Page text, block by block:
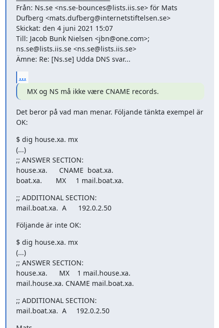
Från: Ns.se <ns.se-bounces@lists.iis.se> för Mats
Dufberg <mats.dufberg@internetstiftelsen.se>
Skickat: den 4 juni 2021 15:07
Till: Jacob Bunk Nielsen <jbn@one.com>;
ns.se@lists.iis.se <ns.se@lists.iis.se>
Ämne: Re: [Ns.se] Udda DNS svar...
...
MX og NS må ikke være CNAME records.
Det beror på vad man menar. Följande tänkta exempel är
OK:
$ dig house.xa. mx
(...)
;; ANSWER SECTION:
house.xa.      CNAME  boat.xa.
boat.xa.       MX     1 mail.boat.xa.
;; ADDITIONAL SECTION:
mail.boat.xa.  A      192.0.2.50
Följande är inte OK:
$ dig house.xa. mx
(...)
;; ANSWER SECTION:
house.xa.      MX    1 mail.house.xa.
mail.house.xa. CNAME mail.boat.xa.
;; ADDITIONAL SECTION:
mail.boat.xa.  A     192.0.2.50